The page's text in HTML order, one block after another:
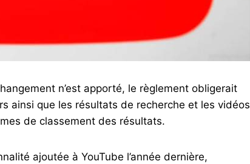
n’est apporté, le règlement obligerait
ainsi que les résultats de recherche et les vidéos
de classement des résultats.
ajoutée à YouTube l’année dernière,